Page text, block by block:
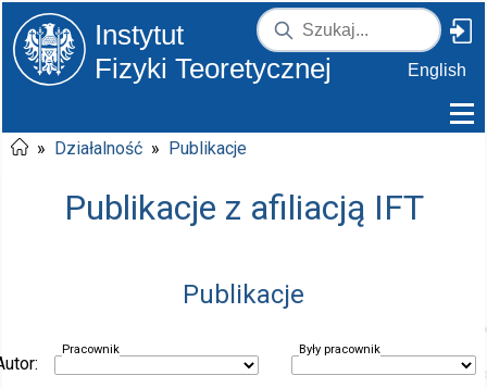
Instytut
Fizyki Teoretycznej
English
» Działalność » Publikacje
Publikacje z afiliacją IFT
Publikacje
Pracownik Były pracownik